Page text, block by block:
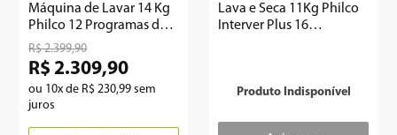
Máquina de Lavar 14 Kg
Philco 12 Programas de
Lavagem PLR14A
R$ 2.399,90
R$ 2.309,90
ou 10x de R$ 230,99 sem
juros
Lava e Seca 11Kg Philco
Interver Plus 16
Produto Indisponível